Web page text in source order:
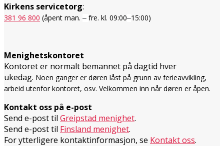
Kirkens servicetorg:
381 96 800 (åpent man. – fre. kl. 09:00–15:00)
Menighetskontoret
Kontoret er normalt bemannet på dagtid hver
ukedag. Noen ganger er døren låst på grunn av ferieavvikling,
arbeid utenfor kontoret, osv. Velkommen inn når døren er åpen.
Kontakt oss på e-post
Send e-post til Greipstad menighet.
Send e-post til Finsland menighet.
For ytterligere kontaktinformasjon, se Kontakt oss.